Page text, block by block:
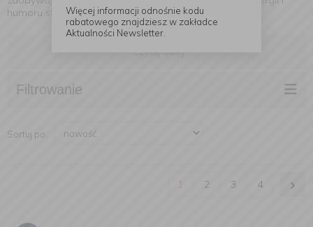
humoru stworkami, które pokocha każde dziecko!
Czytaj dalej
Filtrowanie
Sortuj po:
1 2 3 4
Więcej informacji odnośnie kodu
rabatowego znajdziesz w zakładce
Aktualności Newsletter.